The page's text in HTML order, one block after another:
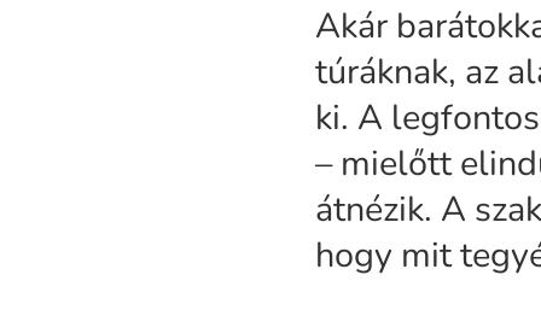
Akár
túráknak, az
ki. A
– mielőtt
átnézik. A
hogy mit